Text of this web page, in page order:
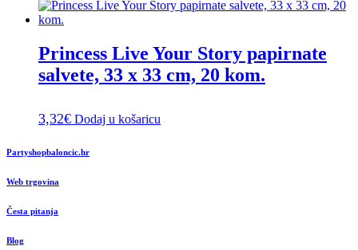
Princess Live Your Story papirnate
salvete, 33 x 33 cm, 20 kom.
3,32€ Dodaj u košaricu
Partyshopbaloncic.hr
Web trgovina
Česta pitanja
Blog